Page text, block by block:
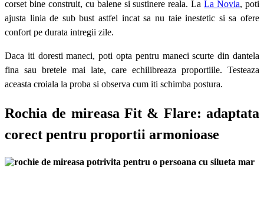
corset bine construit, cu balene si sustinere reala. LaLa Novia, poti
ajusta linia de sub bust astfel incat sa nu taie inestetic si sa ofere
confort pe durata intregii zile.
Daca iti doresti maneci, poti opta pentru maneci scurte din dantela
fina sau bretele mai late, care echilibreaza proportiile. Testeaza
aceasta croiala la proba si observa cum iti schimba postura.
Rochia de mireasa Fit & Flare: adaptata
corect pentru proportii armonioase